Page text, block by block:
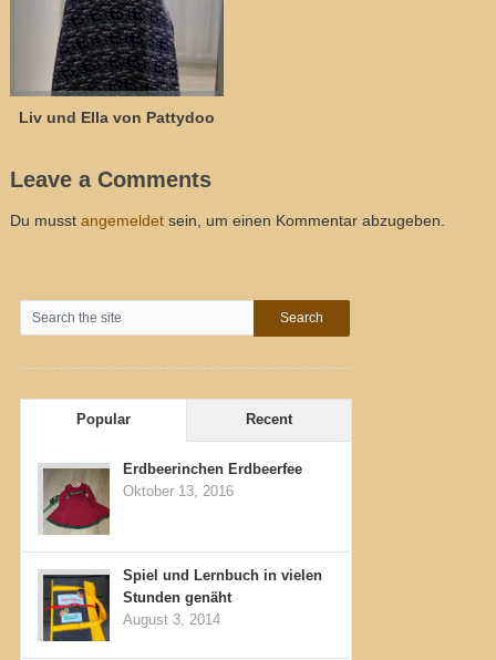
Liv und Ella von Pattydoo
Leave a Comments
Du musst angemeldetsein, um einen Kommentar abzugeben.
Popular Recent
Erdbeerinchen Erdbeerfee
Oktober 13, 2016
Spiel und Lernbuch in vielen
Stunden genäht
August 3, 2014